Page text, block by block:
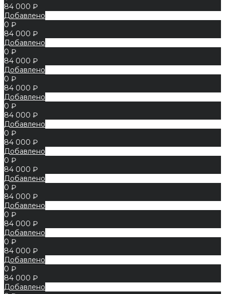
84 000 ₽
Добавлено
0 ₽
84 000 ₽
Добавлено
0 ₽
84 000 ₽
Добавлено
0 ₽
84 000 ₽
Добавлено
0 ₽
84 000 ₽
Добавлено
0 ₽
84 000 ₽
Добавлено
0 ₽
84 000 ₽
Добавлено
0 ₽
84 000 ₽
Добавлено
0 ₽
84 000 ₽
Добавлено
0 ₽
84 000 ₽
Добавлено
0 ₽
84 000 ₽
Добавлено